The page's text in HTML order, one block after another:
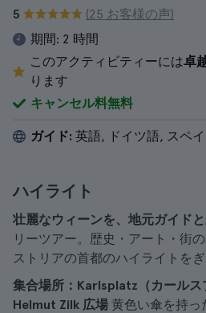
5
(25 お客様の声)
期間: 2 時間
このアクティビティーには卓
ります
キャンセル料無料
ガイド: 英語, ドイツ語, スペ
ハイライト
壮麗なウィーンを、地元ガイド
リーツアー。歴史・アート・街
ストリアの首都のハイライトを
集合場所：Karlsplatz（カールス
Helmut Zilk 広場 黄色い傘を持っ